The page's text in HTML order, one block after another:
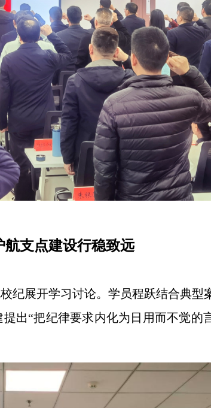
航支点建设行稳致远
纪展开学习讨论。学员程跃结合典型
出“把纪律要求内化为日用而不觉的